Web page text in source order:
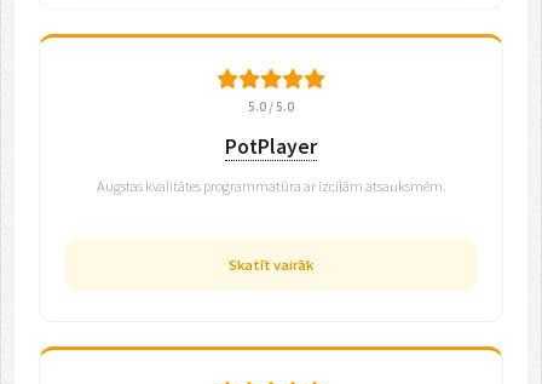
5.0 / 5.0
PotPlayer
Augstas kvalitātes programmatūra ar izcilām atsauksmēm.
Skatīt vairāk